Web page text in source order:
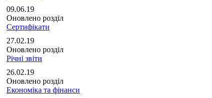
09.06.19
Оновлено розділ
Сертифікати
27.02.19
Оновлено розділ
Річні звіти
26.02.19
Оновлено розділ
Економіка та фінанси